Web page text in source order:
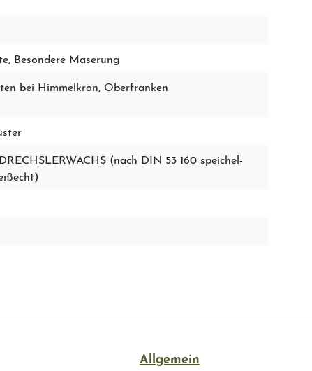
, Besondere Maserung
bei Himmelkron, Oberfranken
(nach DIN 53 160 speichel-
Allgemein